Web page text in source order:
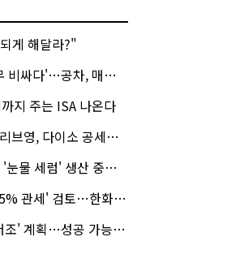
게 해달라?"
'…공차, 매각 성공할까
지 주는 ISA 나온다
소 공세에 '가성비'로 맞불
세럼' 생산 중단한다
토…한화큐셀·OCI 영향은?
획…성공 가능성은 '글쎄'